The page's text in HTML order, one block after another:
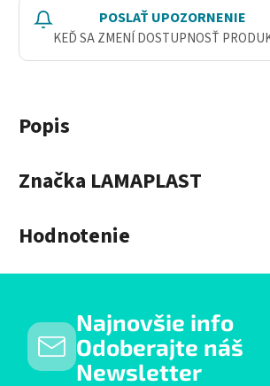
POSLAŤ UPOZORNENIE
KEĎ SA ZMENÍ DOSTUPNOSŤ
Popis
Značka LAMAPLAST
Hodnotenie
Najnovšie info
Odoberajte náš
Newsletter